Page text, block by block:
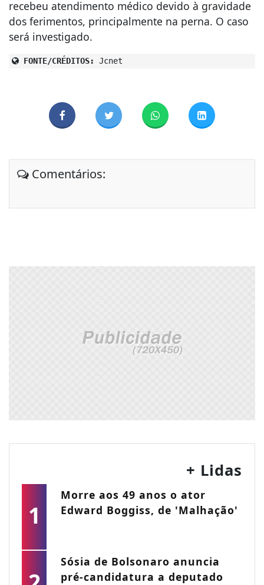
recebeu atendimento médico devido à gravidade
dos ferimentos, principalmente na perna. O caso
será investigado.
FONTE/CRÉDITOS: Jcnet
Comentários:
+ Lidas
1
Morre aos 49 anos o ator
Edward Boggiss, de 'Malhação'
Sósia de Bolsonaro anuncia
pré-candidatura a deputado